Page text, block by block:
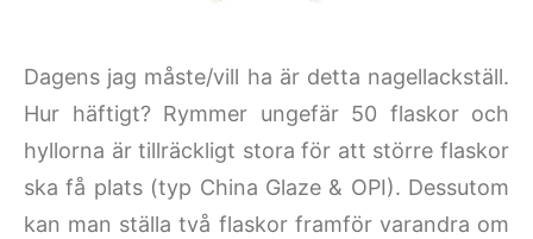
Dagens jag måste/vill ha är detta nagellackställ.
Hur häftigt? Rymmer ungefär 50 flaskor och
hyllorna är tillräckligt stora för att större flaskor
ska få plats (typ China Glaze & OPI). Dessutom
kan man ställa två flaskor framför varandra om